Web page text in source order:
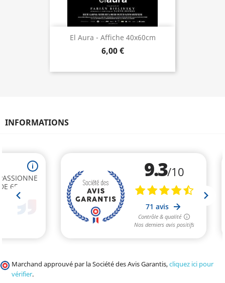
El Aura - Affiche 40x60cm
6,00 €
INFORMATIONS
Marchand approuvé par la Société des Avis Garantis,cliquez ici pour
vérifier.